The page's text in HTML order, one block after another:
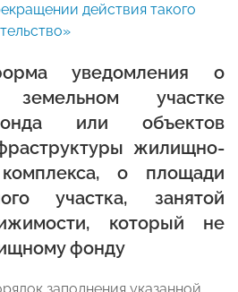
действия такого
уведомления о
участке
или объектов
жилищно-
комплекса, о площади
участка, занятой
который не
фонду